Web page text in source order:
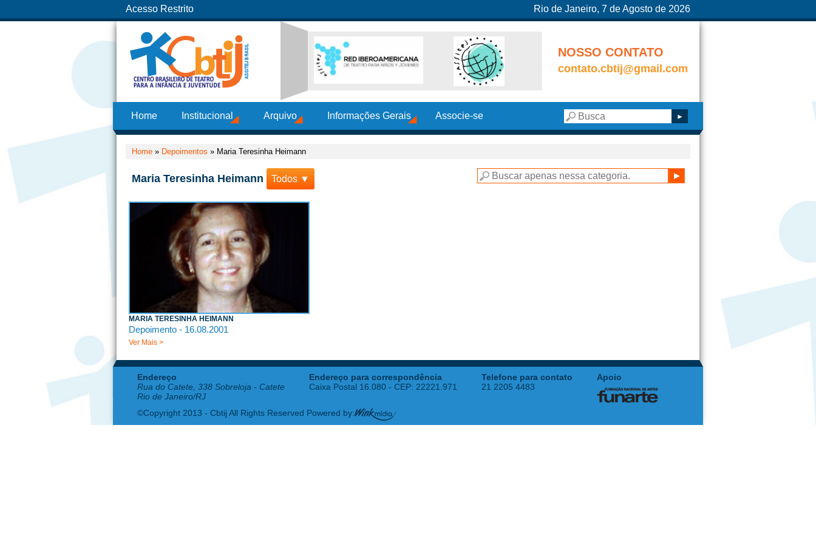
Acesso Restrito Rio de Janeiro, 7 de Agosto de 2026
NOSSO CONTATO
contato.cbtij@gmail.com
Home Institucional Arquivo Informações Gerais Associe-se
Home » Depoimentos » Maria Teresinha Heimann
Maria Teresinha Heimann Todos ▼
MARIA TERESINHA HEIMANN
Depoimento - 16.08.2001
Ver Mais >
Endereço
Rua do Catete, 338 Sobreloja - Catete
Rio de Janeiro/RJ
Endereço para correspondência
Caixa Postal 16.080 - CEP: 22221.971
Telefone para contato
21 2205 4483
Apoio
©Copyright 2013 - Cbtij All Rights Reserved Powered by: